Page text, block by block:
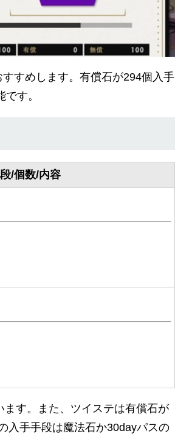
すめします。有償石が294個入手
す。
/個数/内容
ます。また、ツイステは有償石が
入手手段は魔法石か30dayパスの